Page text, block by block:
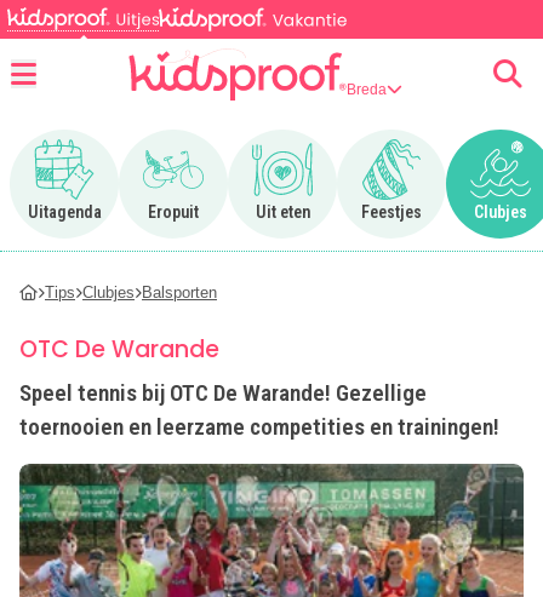
Breda
Uitagenda
Ga naar Uitagenda
Eropuit
Ga naar Eropuit
Uit eten
Ga naar Uit eten
Feestjes
Ga naar Feestjes
Clubjes
Ga
Tips Clubjes Balsporten
OTC De Warande
Speel tennis bij OTC De Warande! Gezellige
toernooien en leerzame competities en trainingen!